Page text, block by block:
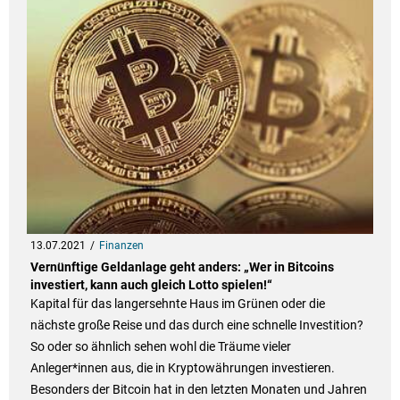
13.07.2021 Finanzen
Vernünftige Geldanlage geht anders: „Wer in Bitcoins
investiert, kann auch gleich Lotto spielen!“
Kapital für das langersehnte Haus im Grünen oder die
nächste große Reise und das durch eine schnelle Investition?
So oder so ähnlich sehen wohl die Träume vieler
Anleger*innen aus, die in Kryptowährungen investieren.
Besonders der Bitcoin hat in den letzten Monaten und Jahren